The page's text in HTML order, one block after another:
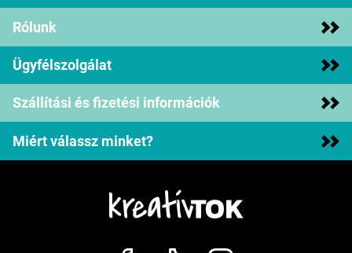
Rólunk
Ügyfélszolgálat
Szállítási és fizetési információk
Miért válassz minket?